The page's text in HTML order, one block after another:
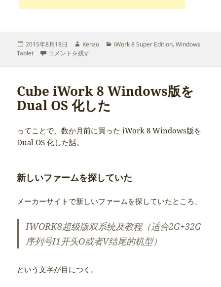
投
稿
2015年8月18日
作
成
Kenzo
カ
iWork 8 Super Edition,Windows
Tablet
Cube iWork 8 が死んでた に
コメントを残す
Cube iWork 8 Windows版を
Dual OS 化した
ってことで、数か月前に買った iWork 8 Windows版を
Dual OS 化した話。
新しいファームを探していた
メーカーサイトで新しいファームを探していたところ、
IWORK8超级版双系统及教程（适合2G+32G
序列号I1开头O或者V结尾的机型）
という文字が目につく。